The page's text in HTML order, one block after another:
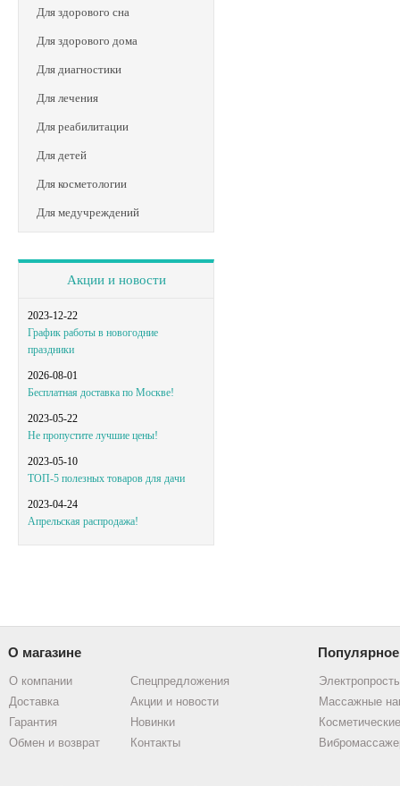
Для здорового сна
Для здорового дома
Для диагностики
Для лечения
Для реабилитации
Для детей
Для косметологии
Для медучреждений
Акции и новости
2023-12-22
График работы в новогодние
праздники
2026-08-01
Бесплатная доставка по Москве!
2023-05-22
Не пропустите лучшие цены!
2023-05-10
ТОП-5 полезных товаров для дачи
2023-04-24
Апрельская распродажа!
О магазине Популярное
О компании
Доставка
Гарантия
Обмен и возврат
Спецпредложения
Акции и новости
Новинки
Контакты
Массажные